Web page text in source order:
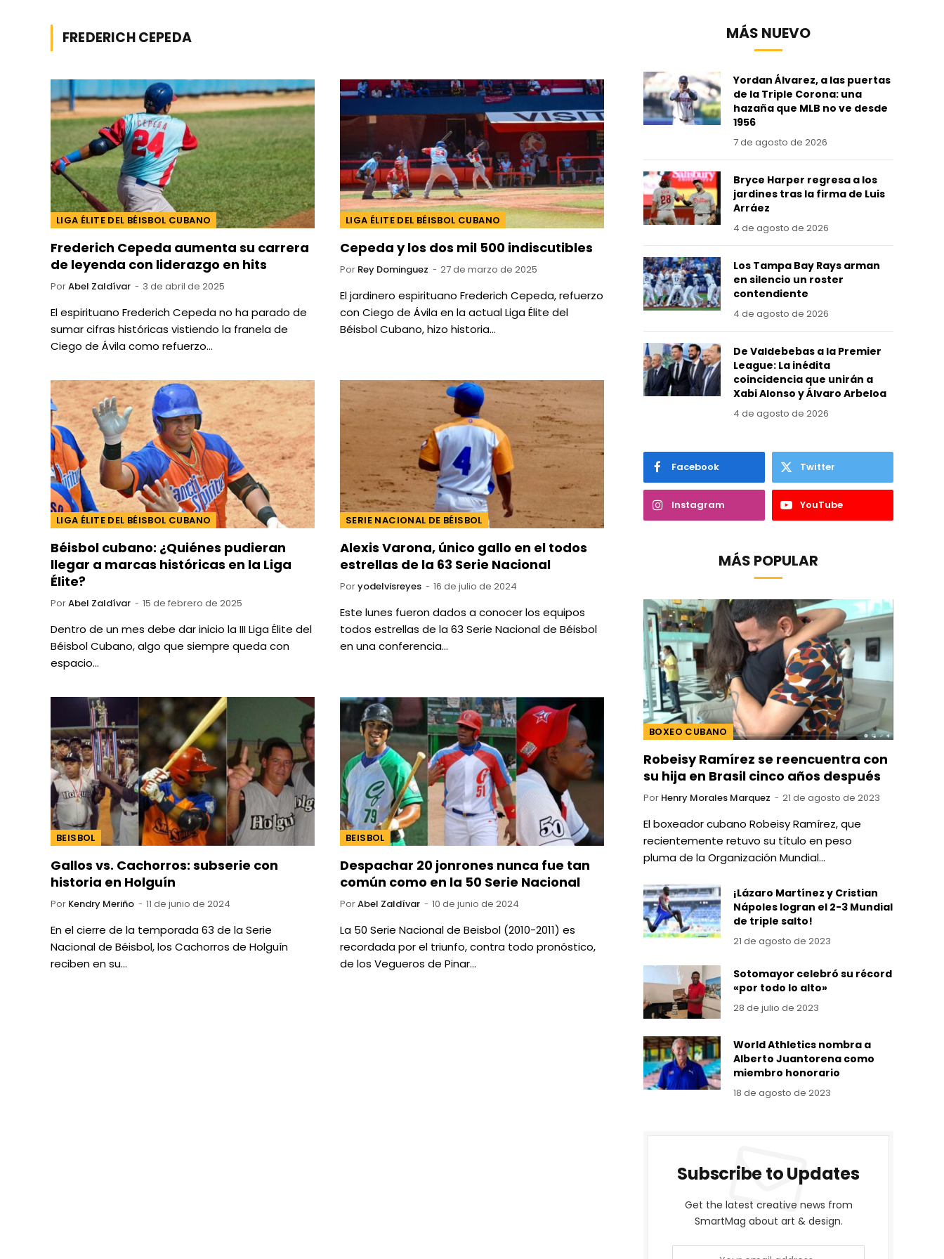
FREDERICH CEPEDA
LIGA ÉLITE DEL BÉISBOL CUBANO
Frederich Cepeda aumenta su carrera
de leyenda con liderazgo en hits
PorAbel Zaldívar 3 de abril de 2025
El espirituano Frederich Cepeda no ha parado de
sumar cifras históricas vistiendo la franela de
Ciego de Ávila como refuerzo…
LIGA ÉLITE DEL BÉISBOL CUBANO
Cepeda y los dos mil 500 indiscutibles
Por Rey Dominguez 27 de marzo de 2025
El jardinero espirituano Frederich Cepeda, refuerzo
con Ciego de Ávila en la actual Liga Élite del
Béisbol Cubano, hizo historia…
LIGA ÉLITE DEL BÉISBOL CUBANO
Béisbol cubano: ¿Quiénes pudieran
llegar a marcas históricas en la Liga
Élite?
PorAbel Zaldívar 15 de febrero de 2025
Dentro de un mes debe dar inicio la III Liga Élite del
Béisbol Cubano, algo que siempre queda con
espacio…
SERIE NACIONAL DE BÉISBOL
Alexis Varona, único gallo en el todos
estrellas de la 63 Serie Nacional
Poryodelvisreyes 16 de julio de 2024
Este lunes fueron dados a conocer los equipos
todos estrellas de la 63 Serie Nacional de Béisbol
en una conferencia…
BEISBOL
Gallos vs. Cachorros: subserie con
historia en Holguín
Por Kendry Meriño 11 de junio de 2024
En el cierre de la temporada 63 de la Serie
Nacional de Béisbol, los Cachorros de Holguín
reciben en su…
BEISBOL
Despachar 20 jonrones nunca fue tan
común como en la 50 Serie Nacional
PorAbel Zaldívar 10 de junio de 2024
La 50 Serie Nacional de Beisbol (2010-2011) es
recordada por el triunfo, contra todo pronóstico,
de los Vegueros de Pinar…
MÁS NUEVO
Yordan Álvarez, a las puertas
de la Triple Corona: una
hazaña que MLB no ve desde
1956
7 de agosto de 2026
Bryce Harper regresa a los
jardines tras la firma de Luis
Arráez
4 de agosto de 2026
Los Tampa Bay Rays arman
en silencio un roster
contendiente
4 de agosto de 2026
De Valdebebas a la Premier
League: La inédita
coincidencia que unirán a
Xabi Alonso y Álvaro Arbeloa
4 de agosto de 2026
Facebook Twitter
Instagram YouTube
MÁS POPULAR
BOXEO CUBANO
Robeisy Ramírez se reencuentra con
su hija en Brasil cinco años después
Por Henry Morales Marquez 21 de agosto de 2023
El boxeador cubano Robeisy Ramírez, que
recientemente retuvo su título en peso
pluma de la Organización Mundial…
¡Lázaro Martínez y Cristian
Nápoles logran el 2-3 Mundial
de triple salto!
21 de agosto de 2023
Sotomayor celebró su récord
«por todo lo alto»
28 de julio de 2023
World Athletics nombra a
Alberto Juantorena como
miembro honorario
18 de agosto de 2023
Subscribe to Updates
Get the latest creative news from
SmartMag about art & design.